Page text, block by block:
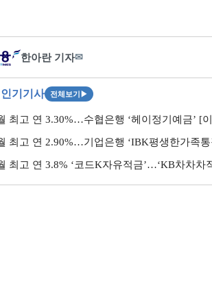
한아란 기자✉
기기사 전체보기 ▶
최고 연 3.30%…수협은행 ‘헤이정기예금’ [
최고 연 2.90%…기업은행 ‘IBK평생한가족
최고 연 3.8% ‘코드K자유적금’…‘KB차차